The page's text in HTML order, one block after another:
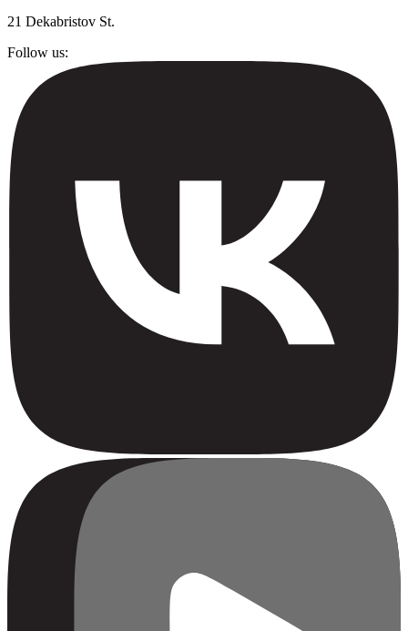
21 Dekabristov St.
Follow us: